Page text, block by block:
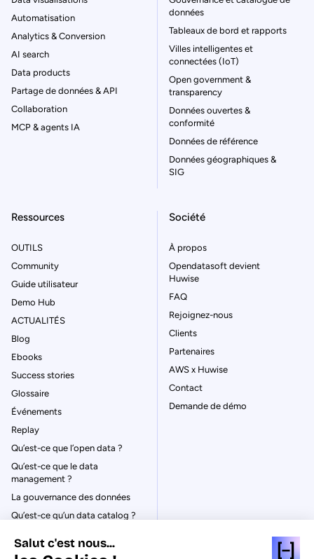
Automatisation
Analytics & Conversion
AI search
Data products
Partage de données & API
Collaboration
MCP & agents IA
données
Tableaux de bord et rapports
Villes intelligentes et
connectées (IoT)
Open government &
transparency
Données ouvertes &
conformité
Données de référence
Données géographiques &
SIG
Ressources
OUTILS
Community
Guide utilisateur
Demo Hub
ACTUALITÉS
Blog
Ebooks
Success stories
Glossaire
Événements
Replay
Qu’est-ce que l’open data ?
Qu’est-ce que le data
management ?
La gouvernance des données
Qu’est-ce qu’un data catalog ?
Société
À propos
Opendatasoft devient
Huwise
FAQ
Rejoignez-nous
Clients
Partenaires
AWS x Huwise
Contact
Demande de démo
Salut c'est nous...